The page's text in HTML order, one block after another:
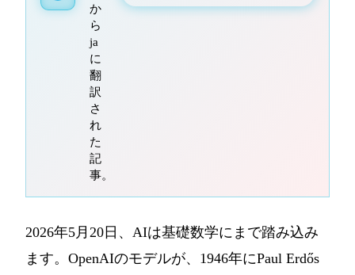
か
ら
ja
に
翻
訳
さ
れ
た
記
事。
2026年5月20日、AIは基礎数学にまで踏み込み
ます。OpenAIのモデルが、1946年にPaul Erdős